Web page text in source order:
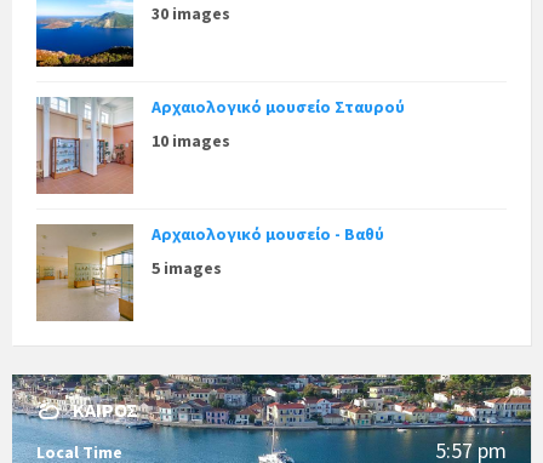
30 images
Αρχαιολογικό μουσείο Σταυρού
10 images
Αρχαιολογικό μουσείο - Βαθύ
5 images
ΚΑΙΡΌΣ
Local Time 5:57 pm